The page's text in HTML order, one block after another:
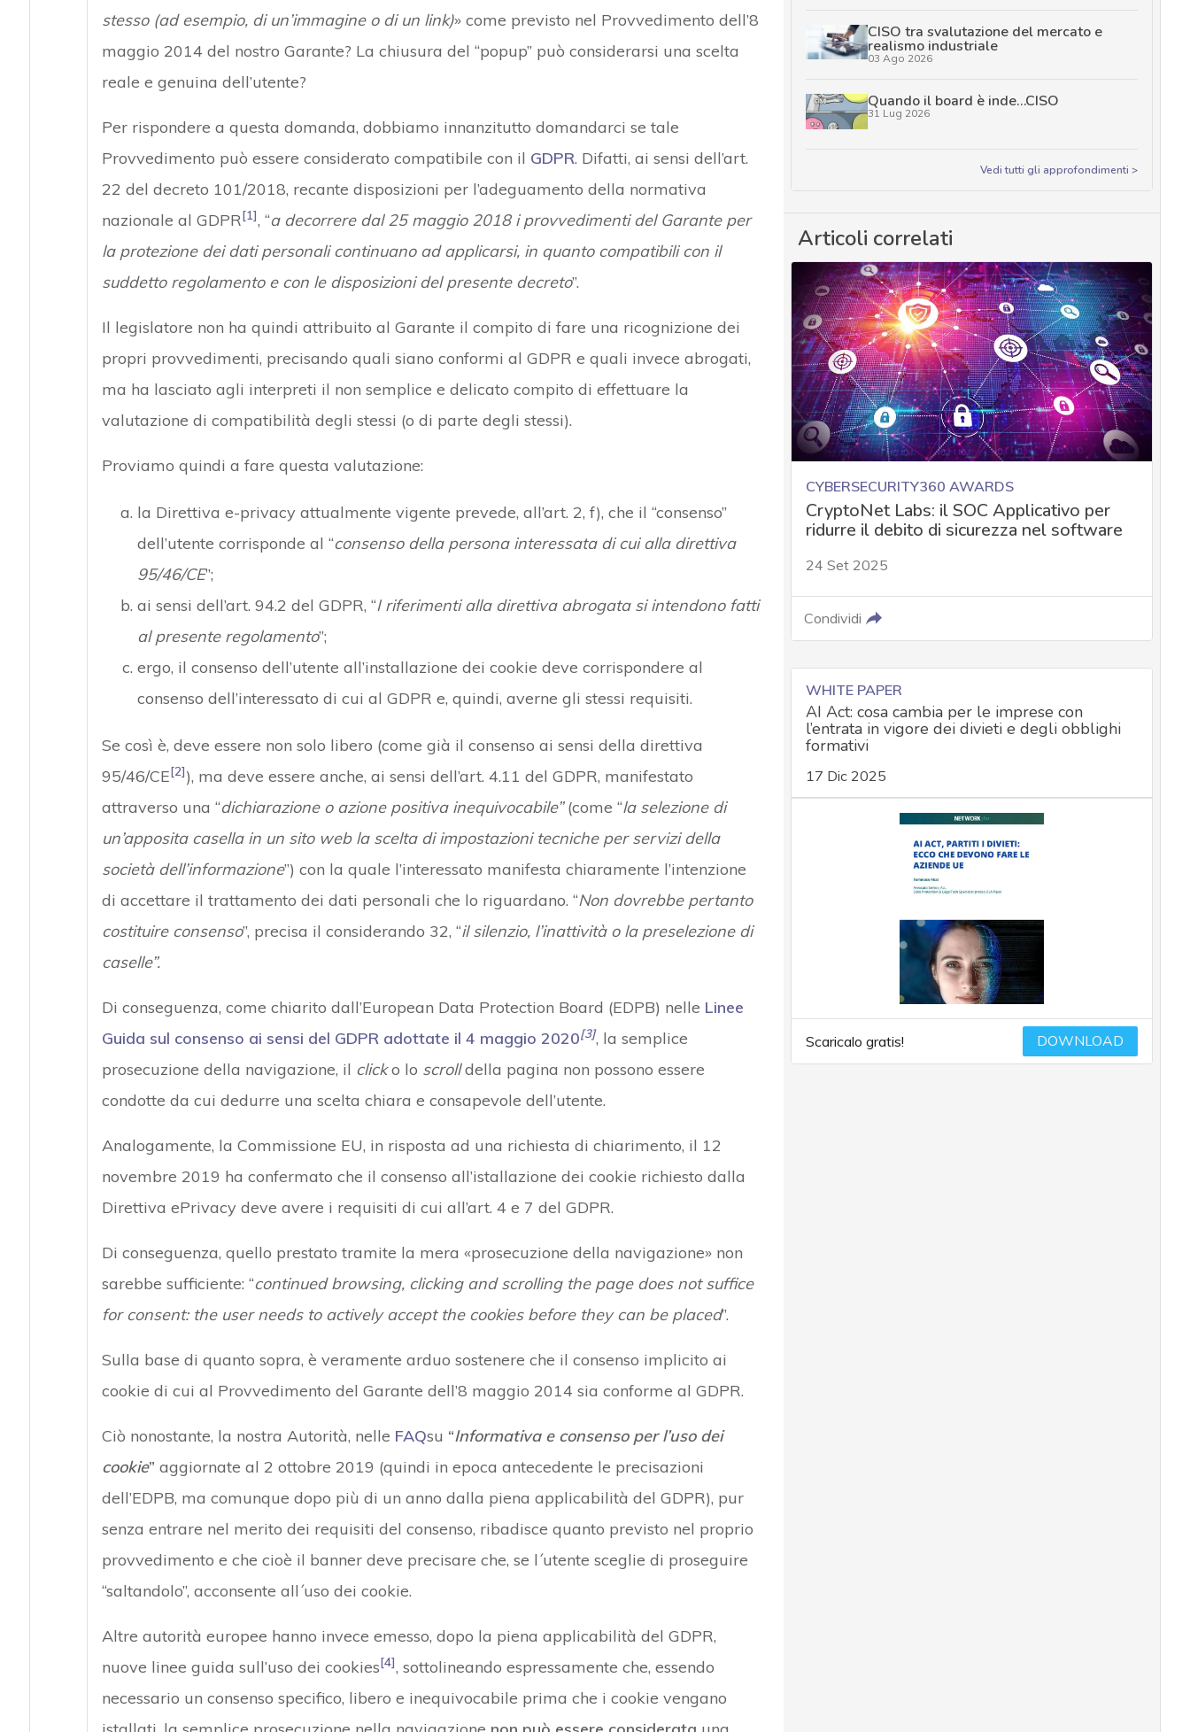
stesso (ad esempio, di un’immagine o di un link)» come previsto nel Provvedimento dell’8
maggio 2014 del nostro Garante? La chiusura del “popup” può considerarsi una scelta
reale e genuina dell’utente?
Per rispondere a questa domanda, dobbiamo innanzitutto domandarci se tale
Provvedimento può essere considerato compatibile con il GDPR. Difatti, ai sensi dell’art.
22 del decreto 101/2018, recante disposizioni per l’adeguamento della normativa
nazionale al GDPR[1], “a decorrere dal 25 maggio 2018 i provvedimenti del Garante per
la protezione dei dati personali continuano ad applicarsi, in quanto compatibili con il
suddetto regolamento e con le disposizioni del presente decreto”.
Il legislatore non ha quindi attribuito al Garante il compito di fare una ricognizione dei
propri provvedimenti, precisando quali siano conformi al GDPR e quali invece abrogati,
ma ha lasciato agli interpreti il non semplice e delicato compito di effettuare la
valutazione di compatibilità degli stessi (o di parte degli stessi).
Proviamo quindi a fare questa valutazione:
la Direttiva e-privacy attualmente vigente prevede, all’art. 2, f), che il “consenso”
dell’utente corrisponde al “consenso della persona interessata di cui alla direttiva
95/46/CE”;
ai sensi dell’art. 94.2 del GDPR, “I riferimenti alla direttiva abrogata si intendono fatti
al presente regolamento”;
ergo, il consenso dell’utente all’installazione dei cookie deve corrispondere al
consenso dell’interessato di cui al GDPR e, quindi, averne gli stessi requisiti.
Se così è, deve essere non solo libero (come già il consenso ai sensi della direttiva
95/46/CE[2]), ma deve essere anche, ai sensi dell’art. 4.11 del GDPR, manifestato
attraverso una “dichiarazione o azione positiva inequivocabile”(come “la selezione di
un’apposita casella in un sito web la scelta di impostazioni tecniche per servizi della
società dell’informazione”) con la quale l’interessato manifesta chiaramente l’intenzione
di accettare il trattamento dei dati personali che lo riguardano. “Non dovrebbe pertanto
costituire consenso”, precisa il considerando 32, “il silenzio, l’inattività o la preselezione di
caselle”.
Di conseguenza, come chiarito dall’European Data Protection Board (EDPB) nelle Linee
Guida sul consenso ai sensi del GDPR adottate il 4 maggio 2020[3], la semplice
prosecuzione della navigazione, il clicko lo scrolldella pagina non possono essere
condotte da cui dedurre una scelta chiara e consapevole dell’utente.
Analogamente, la Commissione EU, in risposta ad una richiesta di chiarimento, il 12
novembre 2019 ha confermato che il consenso all’istallazione dei cookie richiesto dalla
Direttiva ePrivacy deve avere i requisiti di cui all’art. 4 e 7 del GDPR.
Di conseguenza, quello prestato tramite la mera «prosecuzione della navigazione» non
sarebbe sufficiente: “continued browsing, clicking and scrolling the page does not suffice
for consent: the user needs to actively accept the cookies before they can be placed”.
Sulla base di quanto sopra, è veramente arduo sostenere che il consenso implicito ai
cookie di cui al Provvedimento del Garante dell’8 maggio 2014 sia conforme al GDPR.
Ciò nonostante, la nostra Autorità, nelle FAQsu “Informativa e consenso per l’uso dei
cookie” aggiornate al 2 ottobre 2019 (quindi in epoca antecedente le precisazioni
dell’EDPB, ma comunque dopo più di un anno dalla piena applicabilità del GDPR), pur
senza entrare nel merito dei requisiti del consenso, ribadisce quanto previsto nel proprio
provvedimento e che cioè il banner deve precisare che, se l´utente sceglie di proseguire
“saltandolo”, acconsente all´uso dei cookie.
Altre autorità europee hanno invece emesso, dopo la piena applicabilità del GDPR,
nuove linee guida sull’uso dei cookies[4], sottolineando espressamente che, essendo
necessario un consenso specifico, libero e inequivocabile prima che i cookie vengano
CISO tra svalutazione del mercato e
realismo industriale
03 Ago 2026
Quando il board è inde…CISO
31 Lug 2026
Vedi tutti gli approfondimenti >
Articoli correlati
CYBERSECURITY360 AWARDS
CryptoNet Labs: il SOC Applicativo per
ridurre il debito di sicurezza nel software
24 Set 2025
Condividi
WHITE PAPER
AI Act: cosa cambia per le imprese con
l’entrata in vigore dei divieti e degli obblighi
formativi
17 Dic 2025
Scaricalo gratis! DOWNLOAD